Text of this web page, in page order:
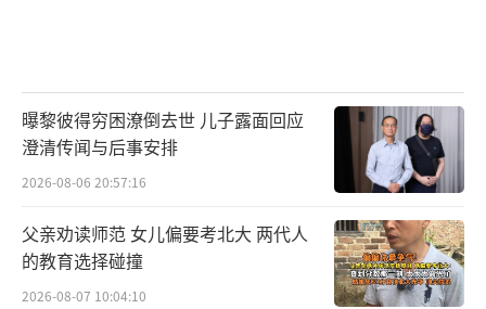
曝黎彼得穷困潦倒去世 儿子露面回应
澄清传闻与后事安排
2026-08-06 20:57:16
父亲劝读师范 女儿偏要考北大 两代人
的教育选择碰撞
2026-08-07 10:04:10